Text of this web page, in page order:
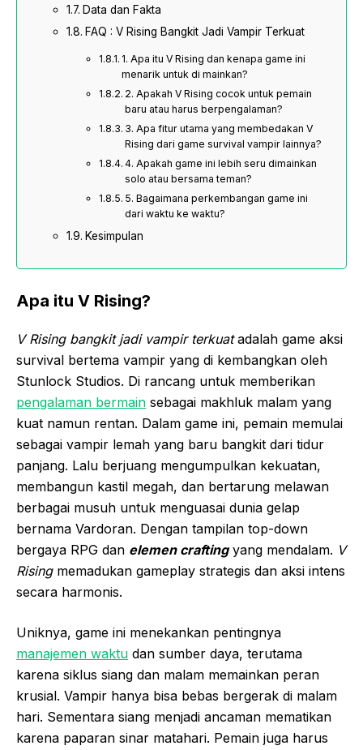
Data dan Fakta
FAQ : V Rising Bangkit Jadi Vampir Terkuat
1. Apa itu V Rising dan kenapa game ini
menarik untuk di mainkan?
2. Apakah V Rising cocok untuk pemain
baru atau harus berpengalaman?
3. Apa fitur utama yang membedakan V
Rising dari game survival vampir lainnya?
4. Apakah game ini lebih seru dimainkan
solo atau bersama teman?
5. Bagaimana perkembangan game ini
dari waktu ke waktu?
Kesimpulan
Apa itu V Rising?
V Rising bangkit jadi vampir terkuatadalah game aksi
survival bertema vampir yang di kembangkan oleh
Stunlock Studios. Di rancang untuk memberikan
pengalaman bermain sebagai makhluk malam yang
kuat namun rentan. Dalam game ini, pemain memulai
sebagai vampir lemah yang baru bangkit dari tidur
panjang. Lalu berjuang mengumpulkan kekuatan,
membangun kastil megah, dan bertarung melawan
berbagai musuh untuk menguasai dunia gelap
bernama Vardoran. Dengan tampilan top-down
bergaya RPG dan elemen craftingyang mendalam. V
Risingmemadukan gameplay strategis dan aksi intens
secara harmonis.
Uniknya, game ini menekankan pentingnya
manajemen waktu dan sumber daya, terutama
karena siklus siang dan malam memainkan peran
krusial. Vampir hanya bisa bebas bergerak di malam
hari. Sementara siang menjadi ancaman mematikan
karena paparan sinar matahari. Pemain juga harus